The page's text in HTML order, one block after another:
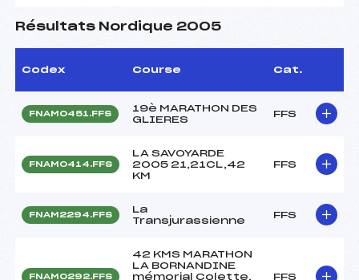
Résultats Nordique 2005
Codex Course Cat.
FNAM0451.FFS
19è MARATHON DES
GLIERES
FFS
FNAM0414.FFS
LA SAVOYARDE
2005 21,21CL,42
KM
FFS
FNAM2294.FFS
La
Transjurassienne
FFS
FNAM0292.FFS
42 KMS MARATHON
LA BORNANDINE
mémorial Colette,
FFS